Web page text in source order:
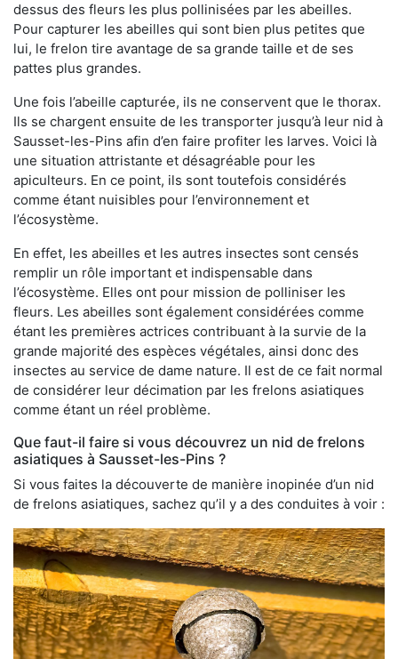
dessus des fleurs les plus pollinisées par les abeilles.
Pour capturer les abeilles qui sont bien plus petites que
lui, le frelon tire avantage de sa grande taille et de ses
pattes plus grandes.
Une fois l’abeille capturée, ils ne conservent que le thorax.
Ils se chargent ensuite de les transporter jusqu’à leur nid à
Sausset-les-Pins afin d’en faire profiter les larves. Voici là
une situation attristante et désagréable pour les
apiculteurs. En ce point, ils sont toutefois considérés
comme étant nuisibles pour l’environnement et
l’écosystème.
En effet, les abeilles et les autres insectes sont censés
remplir un rôle important et indispensable dans
l’écosystème. Elles ont pour mission de polliniser les
fleurs. Les abeilles sont également considérées comme
étant les premières actrices contribuant à la survie de la
grande majorité des espèces végétales, ainsi donc des
insectes au service de dame nature. Il est de ce fait normal
de considérer leur décimation par les frelons asiatiques
comme étant un réel problème.
Que faut-il faire si vous découvrez un nid de frelons
asiatiques à Sausset-les-Pins ?
Si vous faites la découverte de manière inopinée d’un nid
de frelons asiatiques, sachez qu’il y a des conduites à voir :